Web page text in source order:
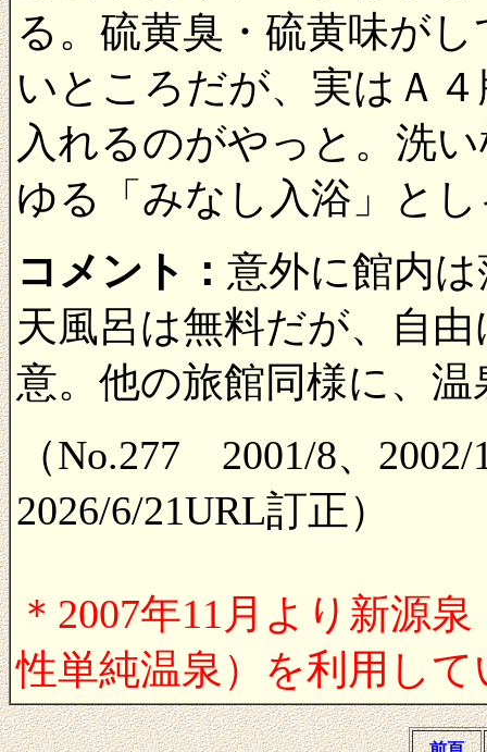
る。硫黄臭・硫黄味が
いところだが、実はＡ
入れるのがやっと。洗
ゆる「みなし入浴」と
コメント： 意外に館内
天風呂は無料だが、自
意。他の旅館同様に、
（No.277 2001/8、2002/
2026/6/21URL訂正）
＊2007年11月より新源
性単純温泉）を利用し